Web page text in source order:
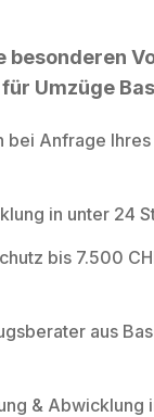
besonderen
Umzüge
bei Anfrage
in unter 24
bis 7.500
aus
& Abwicklung